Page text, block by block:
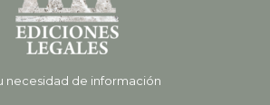
necesidad de información